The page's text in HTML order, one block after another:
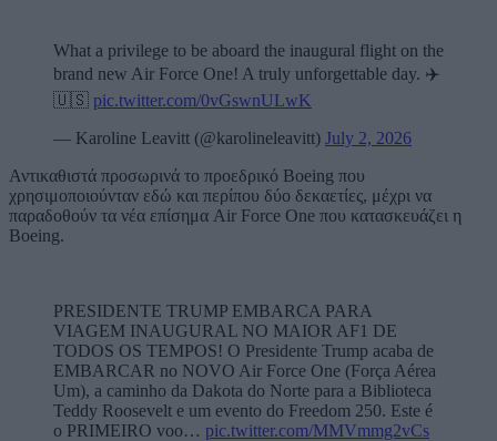
What a privilege to be aboard the inaugural flight on the
brand new Air Force One! A truly unforgettable day. ✈️
🇺🇸 pic.twitter.com/0vGswnULwK
— Karoline Leavitt (@karolineleavitt) July 2, 2026
Αντικαθιστά προσωρινά το προεδρικό Boeing που
χρησιμοποιούνταν εδώ και περίπου δύο δεκαετίες, μέχρι να
παραδοθούν τα νέα επίσημα Air Force One που κατασκευάζει η
Boeing.
PRESIDENTE TRUMP EMBARCA PARA
VIAGEM INAUGURAL NO MAIOR AF1 DE
TODOS OS TEMPOS! O Presidente Trump acaba de
EMBARCAR no NOVO Air Force One (Força Aérea
Um), a caminho da Dakota do Norte para a Biblioteca
Teddy Roosevelt e um evento do Freedom 250. Este é
o PRIMEIRO voo… pic.twitter.com/MMVmmg2vCs